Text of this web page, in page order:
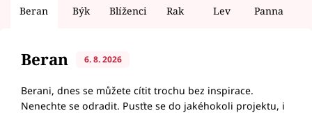
Beran Býk Blíženci Rak Lev Panna
Beran 6. 8. 2026
Berani, dnes se můžete cítit trochu bez inspirace.
Nenechte se odradit. Pusťte se do jakéhokoli projektu, i